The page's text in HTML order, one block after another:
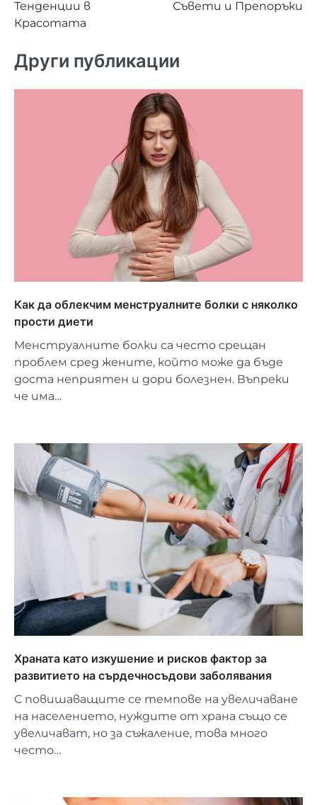
Тенденции в
Красотата
Съвети и Препоръки
Други публикации
Как да облекчим менструалните болки с няколко
прости диети
Менструалните болки са често срещан
проблем сред жените, който може да бъде
доста неприятен и дори болезнен. Въпреки
че има…
Храната като изкушение и рисков фактор за
развитието на сърдечносъдови заболявания
С повишаващите се темпове на увеличаване
на населението, нуждите от храна също се
увеличават, но за съжаление, това много
често…